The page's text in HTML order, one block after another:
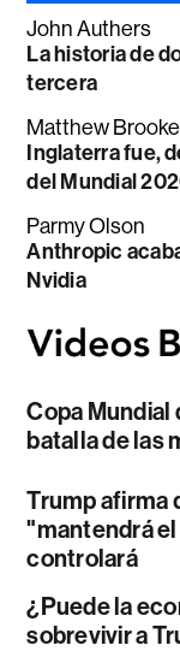
John Authers
La historia de
tercera
Matthew
Inglaterra fue,
del Mundial
Parmy Olson
Anthropic
Nvidia
Copa Mundial
batalla de las
Trump afirma
"mantendrá
controlará
¿Puede la
sobrevivir a